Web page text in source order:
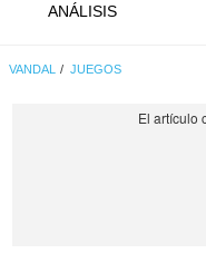
ANÁLISIS
VANDAL JUEGOS